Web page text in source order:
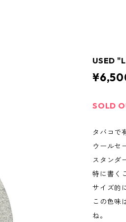
USED
SOLD
タバコで
ウールセ
スタンダ
特に書く
サイズ的
この色味
ね。